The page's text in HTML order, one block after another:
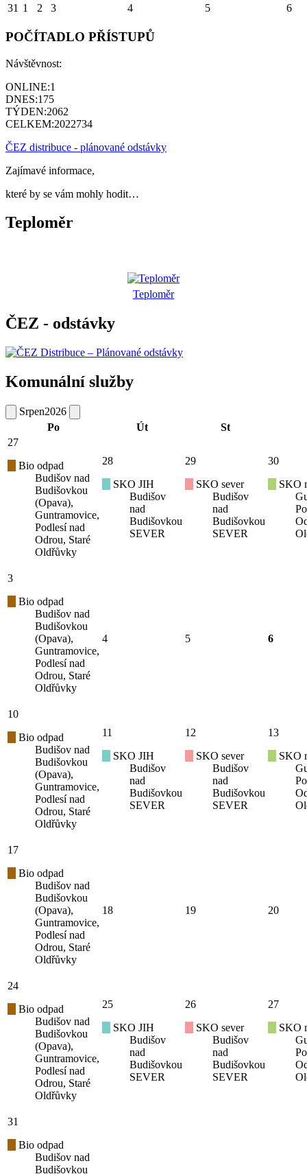
31 1 2 3 4 5 6
POČÍTADLO PŘÍSTUPŮ
Návštěvnost:
ONLINE:1
DNES:175
TÝDEN:2062
CELKEM:2022734
ČEZ distribuce - plánované odstávky
Zajímavé informace,
které by se vám mohly hodit…
Teploměr
Teploměr
ČEZ - odstávky
Komunální služby
Srpen2026
Po
Út
St
27
Bio odpad
Budišov nad
Budišovkou
(Opava),
Guntramovice,
Podlesí nad
Odrou, Staré
Oldřůvky
28
SKO JIH
Budišov
nad
Budišovkou
SEVER
29
SKO sever
Budišov
nad
Budišovkou
SEVER
30
SKO
3
Bio odpad
Budišov nad
Budišovkou
(Opava),
Guntramovice,
Podlesí nad
Odrou, Staré
Oldřůvky
4 5 6
10
Bio odpad
Budišov nad
Budišovkou
(Opava),
Guntramovice,
Podlesí nad
Odrou, Staré
Oldřůvky
11
SKO JIH
Budišov
nad
Budišovkou
SEVER
12
SKO sever
Budišov
nad
Budišovkou
SEVER
13
SKO
17
Bio odpad
Budišov nad
Budišovkou
(Opava),
Guntramovice,
Podlesí nad
Odrou, Staré
Oldřůvky
18 19 20
24
Bio odpad
Budišov nad
Budišovkou
(Opava),
Guntramovice,
Podlesí nad
Odrou, Staré
Oldřůvky
25
SKO JIH
Budišov
nad
Budišovkou
SEVER
26
SKO sever
Budišov
nad
Budišovkou
SEVER
27
SKO
31
Bio odpad
Budišov nad
Budišovkou